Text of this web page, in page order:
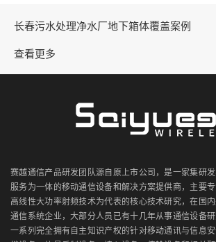
长春污水处理净水厂地下箱体覆盖案例
查看更多
赛越通信产品研发团队源自原上市公司，是一家集研
服务为一体的移动通信设备和解决方案提供商，主要专
高线性大功率射频技术为代表的核心技术研究，在国
通信系统企业，大部分人员已有十几年从事通信设备
一系列完全拥有自主知识产权的针对移动通讯与信息